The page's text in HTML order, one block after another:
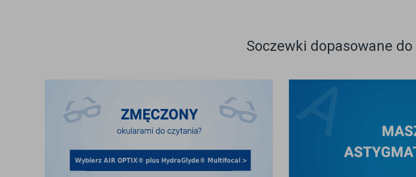
Soczewki dopasowane do